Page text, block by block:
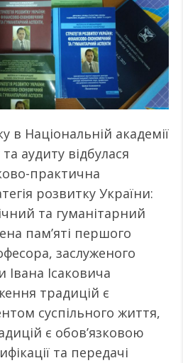
в Національній академії
аудиту відбулася
практична
розвитку України:
та гуманітарний
пам’яті першого
заслуженого
Івана Ісаковича
традицій є
суспільного життя,
є обов’язковою
та передачі